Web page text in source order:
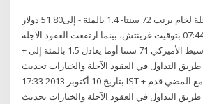
وصعدت العقود الآجلة لخام برنت 72 سنتا- 1.4 بالمئة - إلى51.80 دولار
للبرميل بحلول الساعة 07:44 بتوقيت غرينتش، بينما ارتفعت العقود الآجلة
لخام غرب تكساس الوسيط الأميركي 71 سنتا أوما يعادل 1.5 بالمئة إلى +
التداول في العقود الآجلة والخيارات تحديث
بتاريخ 10 أكتوبر 2013 17:33 IST في حوار عبر الانترنت مع المضي قدم +
التداول في العقود الآجلة والخيارات تحديث